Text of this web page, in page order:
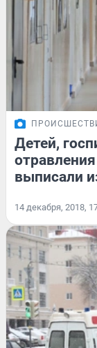
Детей,
выписали
14 декабря, 2018,